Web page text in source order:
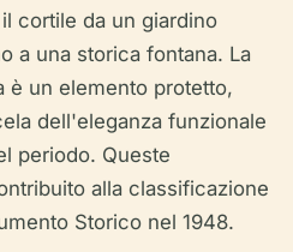
cortile da un giardino
a una storica fontana. La
è un elemento protetto,
dell'eleganza funzionale
periodo. Queste
alla classificazione
Storico nel 1948.